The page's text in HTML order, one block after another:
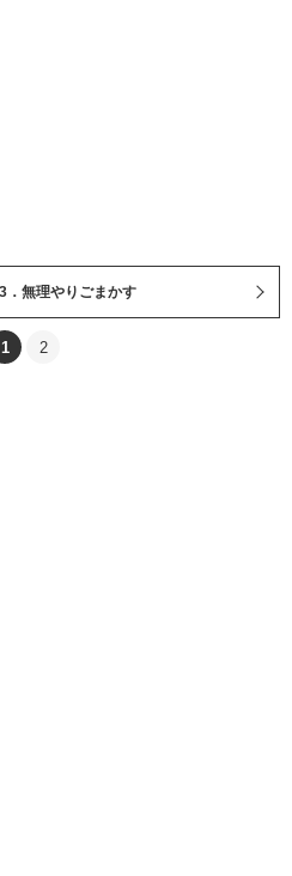
．無理やりごまかす
1 2